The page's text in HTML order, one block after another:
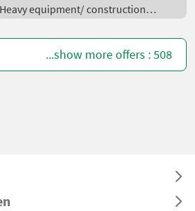
Anhängekupplung *
Eigengewicht ca. 190 kg *
Heavy equipment/ construction
machines /
...show more offers : 508